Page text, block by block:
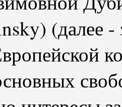
(далее -